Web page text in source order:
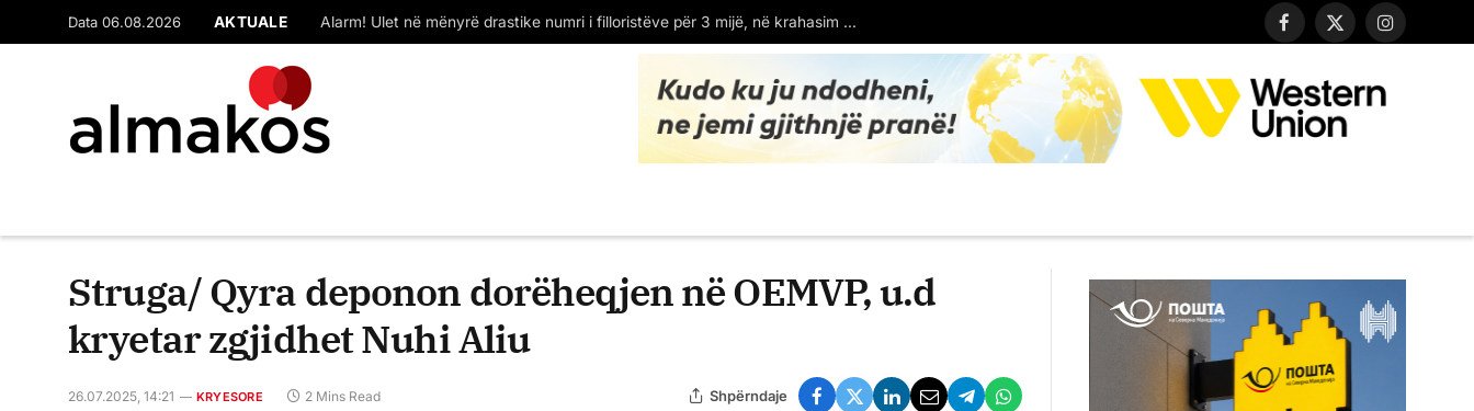
Data 06.08.2026 AKTUALE Albin Kurti: Konstituimi i Kuvendit pa një marrëveshje për presidentin e ri çon vendin në zgjedhje të reja
Facebook
X
Instagram
Struga/ Qyra deponon dorëheqjen në OEMVP, u.d
kryetar zgjidhet Nuhi Aliu
26.07.2025, 14:21 KRYESORE 2 Mins Read Shpërndaje